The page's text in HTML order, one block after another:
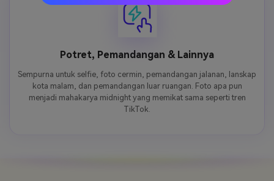
Potret, Pemandangan & Lainnya
Sempurna untuk selfie, foto cermin, pemandangan jalanan, lanskap
kota malam, dan pemandangan luar ruangan. Foto apa pun
menjadi mahakarya midnight yang memikat sama seperti tren
TikTok.